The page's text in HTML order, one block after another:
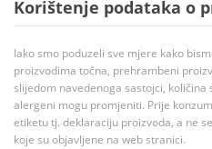
Korištenje podataka o
Iako smo poduzeli sve mjere kako
proizvodima točna, prehrambeni
slijedom navedenoga sastojci,
alergeni mogu promjeniti. Prije
etiketu tj. deklaraciju proizvoda, a ne
koje su objavljene na web stranici.